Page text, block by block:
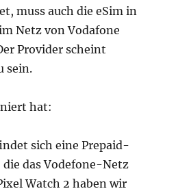
muss auch die eSim in
Netz von Vodafone
Provider scheint
sein.
hat:
sich eine Prepaid-
das Vodefone-Netz
Watch 2 haben wir